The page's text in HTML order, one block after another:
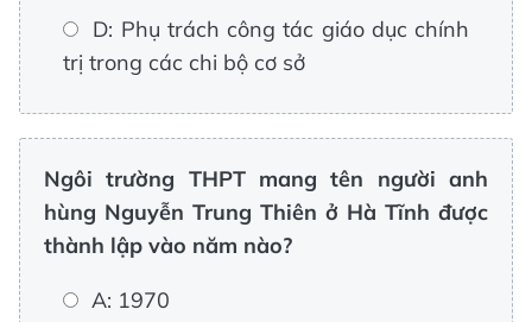
D: Phụ trách công tác giáo dục chính
trị trong các chi bộ cơ sở
Ngôi trường THPT mang tên người anh
hùng Nguyễn Trung Thiên ở Hà Tĩnh được
thành lập vào năm nào?
A: 1970